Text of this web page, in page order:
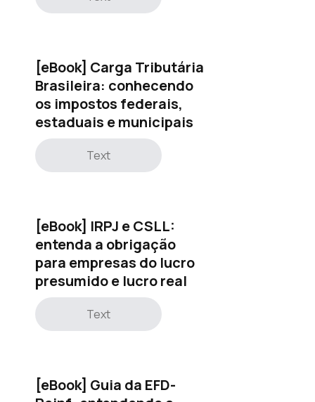
[eBook] Carga Tributária
Brasileira: conhecendo
os impostos federais,
estaduais e municipais
Text
[eBook] IRPJ e CSLL:
entenda a obrigação
para empresas do lucro
presumido e lucro real
Text
[eBook] Guia da EFD-